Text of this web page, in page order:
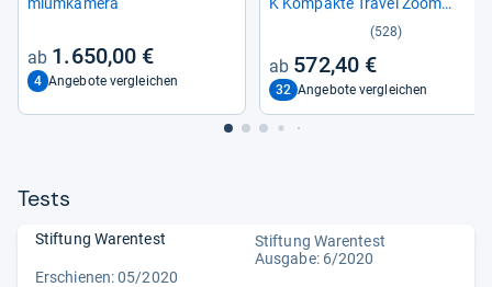
1.650,00 €
4 Angebote vergleichen
(528)
572,40 €
32 Angebote vergleichen
Tests
Stiftung Warentest
Stiftung Warentest
Ausgabe: 6/2020
Erschienen: 05/2020